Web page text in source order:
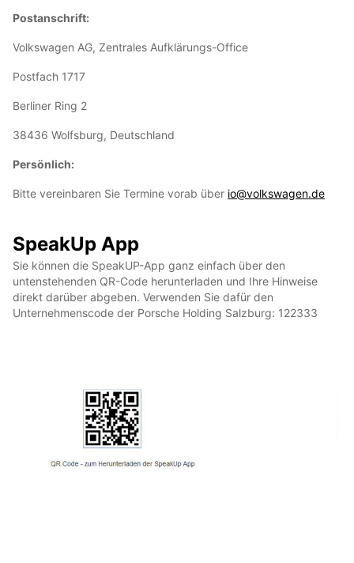
Postanschrift:
Volkswagen AG, Zentrales Aufklärungs-Office
Postfach 1717
Berliner Ring 2
38436 Wolfsburg, Deutschland
Persönlich:
Bitte vereinbaren Sie Termine vorab über io@volkswagen.de
SpeakUp App
Sie können die SpeakUP-App ganz einfach über den
untenstehenden QR-Code herunterladen und Ihre Hinweise
direkt darüber abgeben. Verwenden Sie dafür den
Unternehmenscode der Porsche Holding Salzburg: 122333